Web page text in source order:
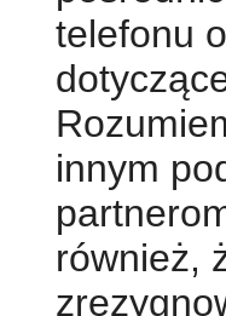
telefonu
innym
również,